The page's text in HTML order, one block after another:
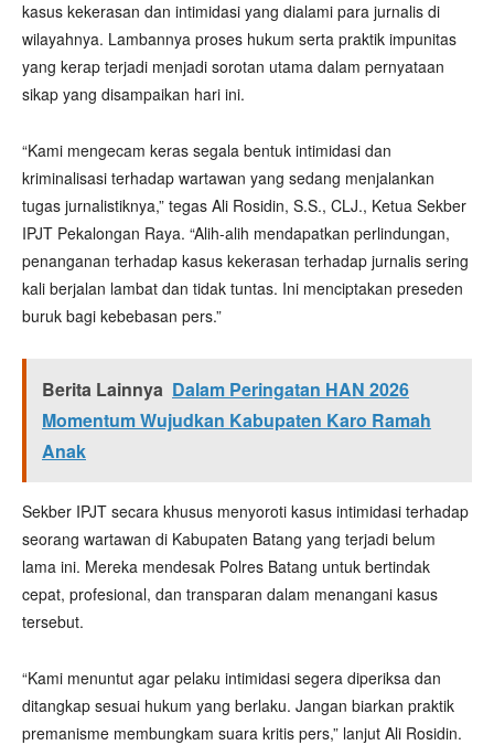
kasus kekerasan dan intimidasi yang dialami para jurnalis di
wilayahnya. Lambannya proses hukum serta praktik impunitas
yang kerap terjadi menjadi sorotan utama dalam pernyataan
sikap yang disampaikan hari ini.
“Kami mengecam keras segala bentuk intimidasi dan
kriminalisasi terhadap wartawan yang sedang menjalankan
tugas jurnalistiknya,” tegas Ali Rosidin, S.S., CLJ., Ketua Sekber
IPJT Pekalongan Raya. “Alih-alih mendapatkan perlindungan,
penanganan terhadap kasus kekerasan terhadap jurnalis sering
kali berjalan lambat dan tidak tuntas. Ini menciptakan preseden
buruk bagi kebebasan pers.”
Berita Lainnya Dalam Peringatan HAN 2026
Momentum Wujudkan Kabupaten Karo Ramah
Anak
Sekber IPJT secara khusus menyoroti kasus intimidasi terhadap
seorang wartawan di Kabupaten Batang yang terjadi belum
lama ini. Mereka mendesak Polres Batang untuk bertindak
cepat, profesional, dan transparan dalam menangani kasus
tersebut.
“Kami menuntut agar pelaku intimidasi segera diperiksa dan
ditangkap sesuai hukum yang berlaku. Jangan biarkan praktik
premanisme membungkam suara kritis pers,” lanjut Ali Rosidin.